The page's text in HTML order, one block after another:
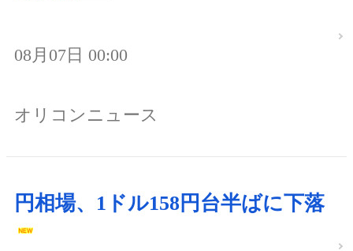
08月07日 00:00
オリコンニュース
円相場、1ドル158円台半ばに下落